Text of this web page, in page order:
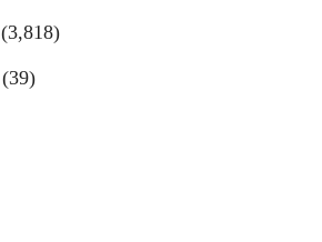
(3,818)
(39)